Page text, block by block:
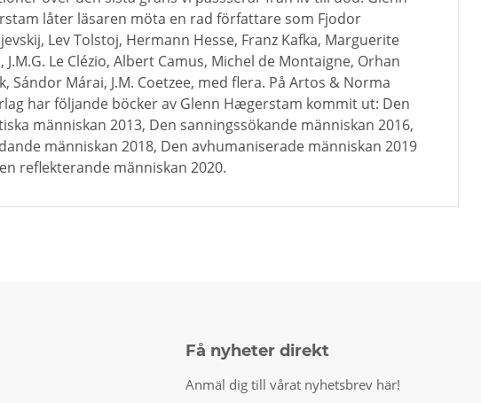
låter läsaren möta en rad författare som Fjodor
Lev Tolstoj, Hermann Hesse, Franz Kafka, Marguerite
J.M.G. Le Clézio, Albert Camus, Michel de Montaigne, Orhan
Sándor Márai, J.M. Coetzee, med flera. På Artos & Norma
har följande böcker av Glenn Hægerstam kommit ut: Den
människan 2013, Den sanningssökande människan 2016,
människan 2018, Den avhumaniserade människan 2019
reflekterande människan 2020.
Få nyheter direkt
Anmäl dig till vårat nyhetsbrev här!